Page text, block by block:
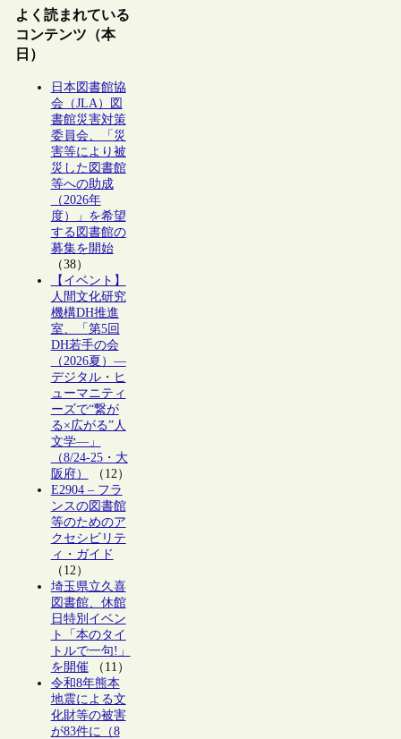
よく読まれている
コンテンツ（本
日）
日本図書館協
会（JLA）図
書館災害対策
委員会、「災
害等により被
災した図書館
等への助成
（2026年
度）」を希望
する図書館の
募集を開始
（38）
【イベント】
人間文化研究
機構DH推進
室、「第5回
DH若手の会
（2026夏）―
デジタル・ヒ
ューマニティ
ーズで“繋が
る×広がる”人
文学―」
（8/24-25・大
阪府）
（12）
E2904 – フラ
ンスの図書館
等のためのア
クセシビリテ
ィ・ガイド
（12）
埼玉県立久喜
図書館、休館
日特別イベン
ト「本のタイ
トルで一句!」
を開催（11）
令和8年熊本
地震による文
化財等の被害
が83件に（8